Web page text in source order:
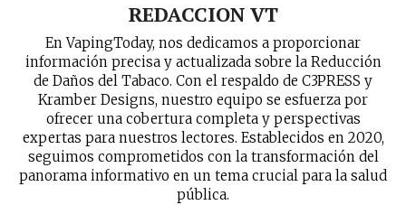
REDACCION VT
En VapingToday, nos dedicamos a proporcionar
información precisa y actualizada sobre la Reducción
de Daños del Tabaco. Con el respaldo de C3PRESS y
Kramber Designs, nuestro equipo se esfuerza por
ofrecer una cobertura completa y perspectivas
expertas para nuestros lectores. Establecidos en 2020,
seguimos comprometidos con la transformación del
panorama informativo en un tema crucial para la salud
pública.